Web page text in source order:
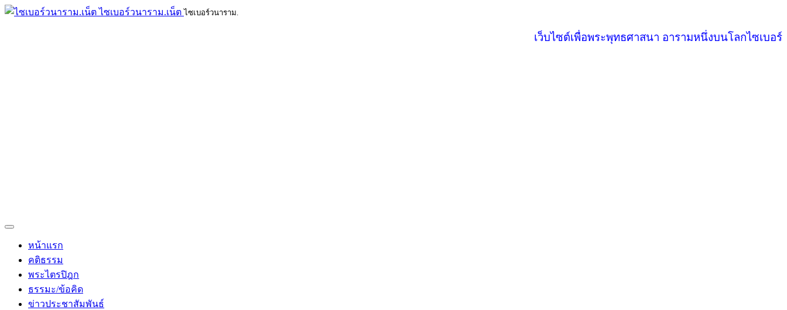
ไซเบอร์วนาราม.เน็ต ไซเบอร์วนาราม.
เว็บไซต์เพื่อพระพุทธศาสนา อารามหนึ่งบนโลกไซเบอร์
หน้าแรก
คติธรรม
พระไตรปิฎก
ธรรมะ/ข้อคิด
ข่าวประชาสัมพันธ์